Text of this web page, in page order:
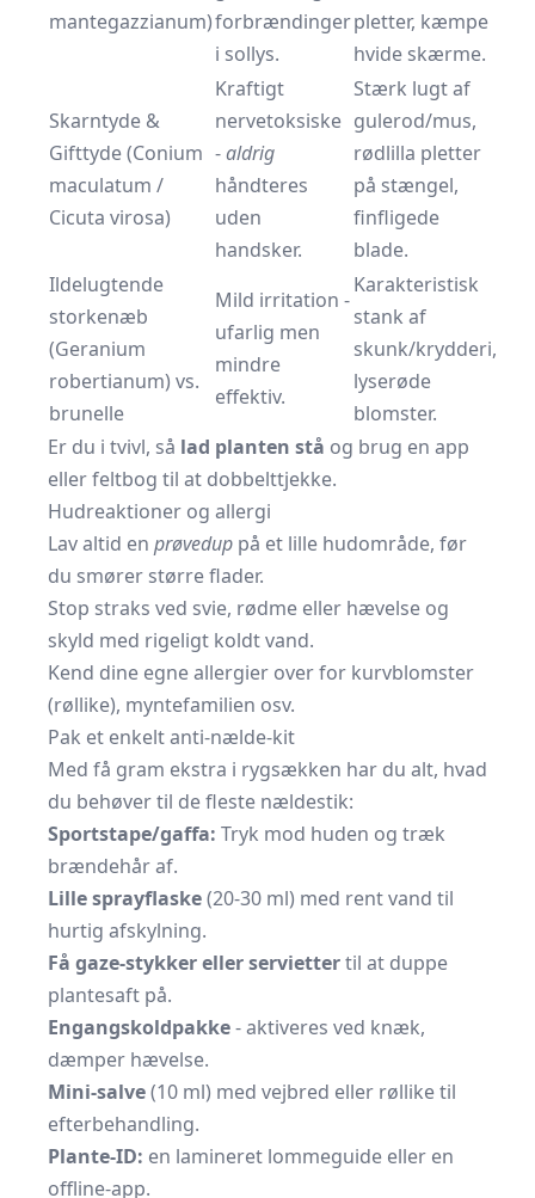
mantegazzianum)forbrændinger
i sollys.
pletter, kæmpe
hvide skærme.
Skarntyde &
Gifttyde (Conium
maculatum /
Cicuta virosa)
Kraftigt
nervetoksiske
-aldrig
håndteres
uden
handsker.
Stærk lugt af
gulerod/mus,
rødlilla pletter
på stængel,
finfligede
blade.
Ildelugtende
storkenæb
(Geranium
robertianum) vs.
brunelle
Mild irritation -
ufarlig men
mindre
effektiv.
Karakteristisk
stank af
skunk/krydderi,
lyserøde
blomster.
Er du i tvivl, så lad planten stå og brug en app
eller feltbog til at dobbelttjekke.
Hudreaktioner og allergi
Lav altid en prøvedup på et lille hudområde, før
du smører større flader.
Stop straks ved svie, rødme eller hævelse og
skyld med rigeligt koldt vand.
Kend dine egne allergier over for kurvblomster
(røllike), myntefamilien osv.
Pak et enkelt anti-nælde-kit
Med få gram ekstra i rygsækken har du alt, hvad
du behøver til de fleste nældestik:
Sportstape/gaffa: Tryk mod huden og træk
brændehår af.
Lille sprayflaske(20-30 ml) med rent vand til
hurtig afskylning.
Få gaze-stykker eller serviettertil at duppe
plantesaft på.
Engangskoldpakke- aktiveres ved knæk,
dæmper hævelse.
Mini-salve(10 ml) med vejbred eller røllike til
efterbehandling.
Plante-ID: en lamineret lommeguide eller en
offline-app.